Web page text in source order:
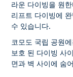
라운 다이빙을 원
리프트 다이빙에
수 있습니다.
코모도 국립 공원
보호 된 다이빙 사
면과 벽 사이에 숨